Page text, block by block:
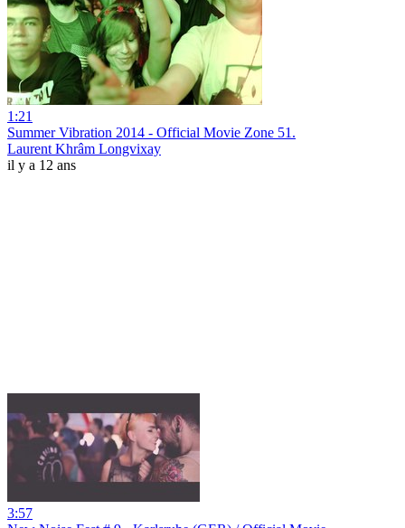
1:21
Summer Vibration 2014 - Official Movie Zone 51.
Laurent Khrâm Longvixay
il y a 12 ans
3:57